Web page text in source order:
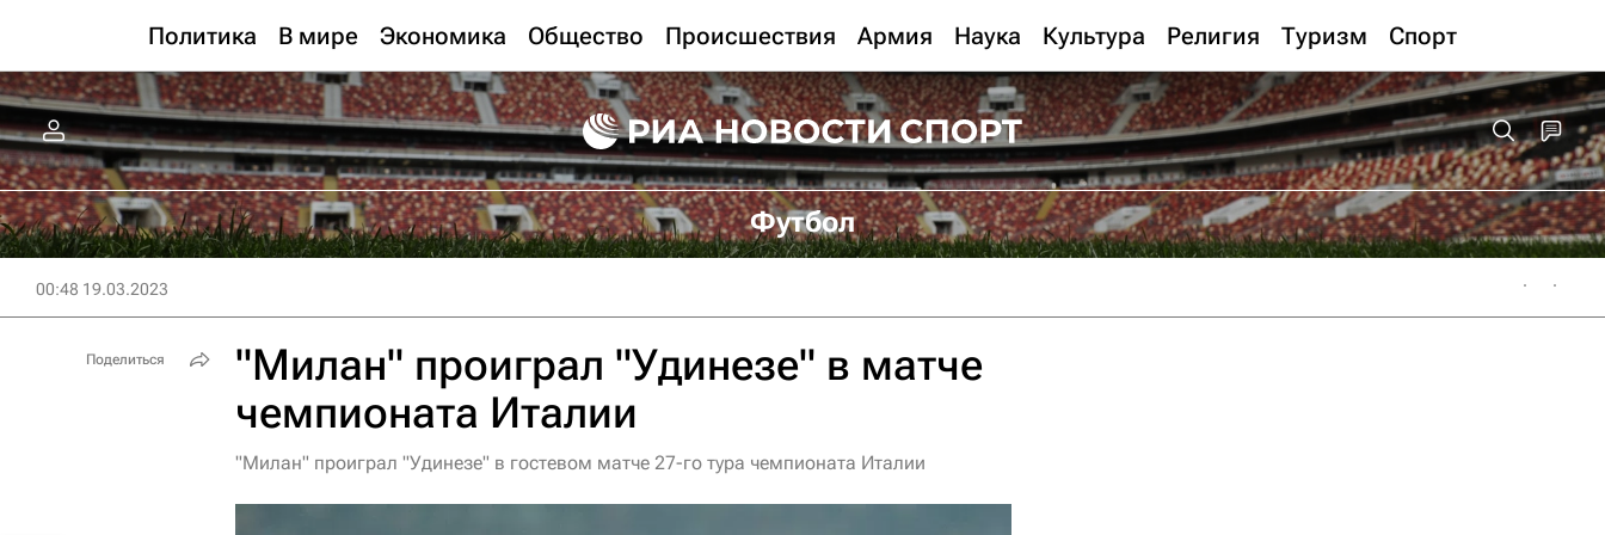
Политика В мире Экономика Общество Происшествия Армия Наука Культура Религия Туризм Спорт
Футбол
00:48 19.03.2023
"Милан" проиграл "Удинезе" в матче
чемпионата Италии
"Милан" проиграл "Удинезе" в гостевом матче 27-го тура чемпионата Италии
Поделиться